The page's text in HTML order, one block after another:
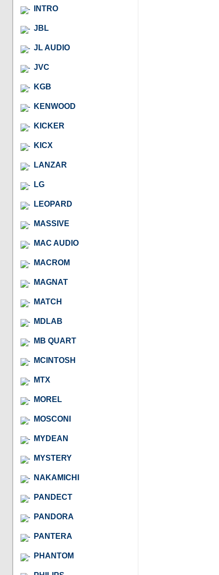
INTRO
JBL
JL AUDIO
JVC
KGB
KENWOOD
KICKER
KICX
LANZAR
LG
LEOPARD
MASSIVE
MAC AUDIO
MACROM
MAGNAT
MATCH
MDLAB
MB QUART
MCINTOSH
MTX
MOREL
MOSCONI
MYDEAN
MYSTERY
NAKAMICHI
PANDECT
PANDORA
PANTERA
PHANTOM